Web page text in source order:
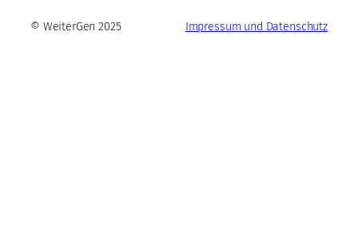
© WeiterGen 2025 Impressum und Datenschutz